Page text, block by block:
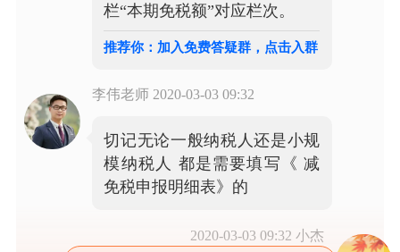
栏“本期免税额”对应栏次。
推荐你：加入免费答疑群，点击入群
李伟老师 2020-03-03 09:32
切记无论一般纳税人还是小规
模纳税人 都是需要填写《 减
免税申报明细表》的
2020-03-03 09:32 小杰